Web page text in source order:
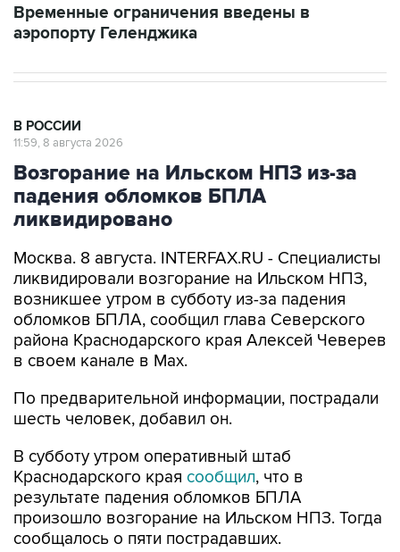
Временные ограничения введены в
аэропорту Геленджика
В РОССИИ
11:59, 8 августа 2026
Возгорание на Ильском НПЗ из-за
падения обломков БПЛА
ликвидировано
Москва. 8 августа. INTERFAX.RU - Специалисты
ликвидировали возгорание на Ильском НПЗ,
возникшее утром в субботу из-за падения
обломков БПЛА, сообщил глава Северского
района Краснодарского края Алексей Чеверев
в своем канале в Max.
По предварительной информации, пострадали
шесть человек, добавил он.
В субботу утром оперативный штаб
Краснодарского края сообщил, что в
результате падения обломков БПЛА
произошло возгорание на Ильском НПЗ. Тогда
сообщалось о пяти пострадавших.